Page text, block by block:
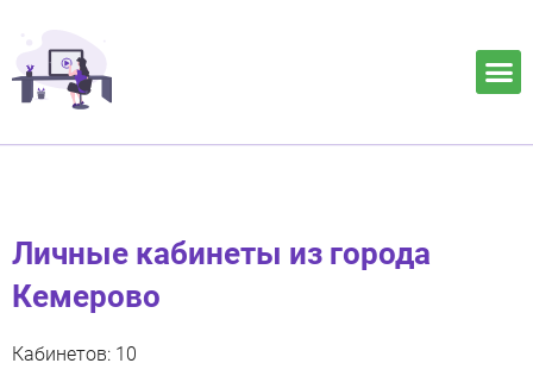
Личные кабинеты из города
Кемерово
Кабинетов: 10